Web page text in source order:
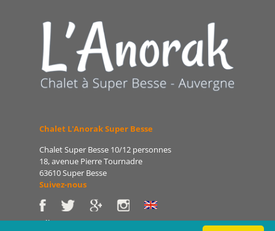
Chalet L'Anorak Super Besse
Chalet Super Besse 10/12 personnes
18, avenue Pierre Tournadre
63610 Super Besse
Suivez-nous
Tél : 06 86 75 47 66